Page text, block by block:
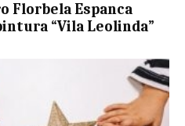
Florbela Espanca
“Vila Leolinda”